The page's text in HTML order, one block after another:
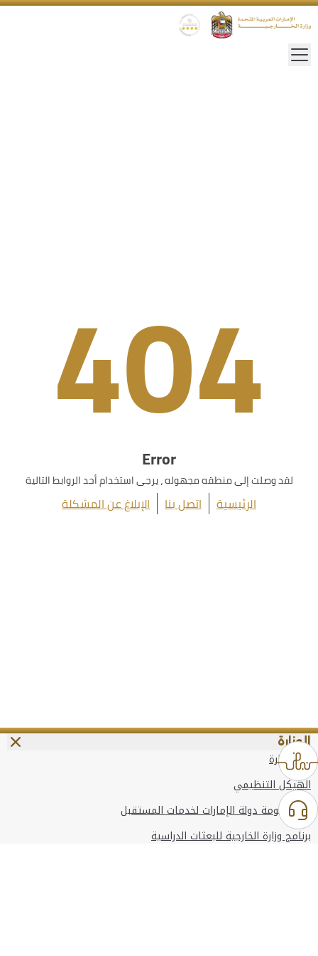
404
Error
لقد وصلت إلى منطقه مجهوله ، يرجى استخدام أحد الروابط التالية
الرئيسية اتصل بنا الإبلاغ عن المشكلة
الوزارة
عن الوزارة
الهيكل التنظيمي
وعد حكومة دولة الإمارات لخدمات المستقبل
برنامج وزارة الخارجية للبعثات الدراسية